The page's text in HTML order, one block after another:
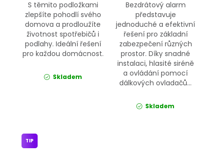
S těmito podložkami
zlepšíte pohodlí svého
domova a prodloužíte
životnost spotřebičů i
podlahy. Ideální řešení
pro každou domácnost.
Skladem
Bezdrátový alarm
představuje
jednoduché a efektivní
řešení pro základní
zabezpečení různých
prostor. Díky snadné
instalaci, hlasité siréně
a ovládání pomocí
dálkových ovladačů...
Skladem
TIP